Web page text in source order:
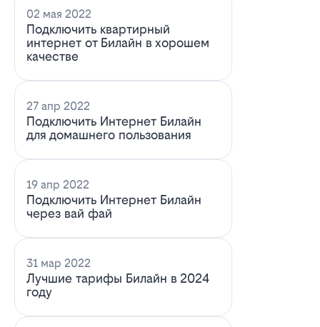
02 мая 2022
Подключить квартирный
интернет от Билайн в хорошем
качестве
27 апр 2022
Подключить Интернет Билайн
для домашнего пользования
19 апр 2022
Подключить Интернет Билайн
через вай фай
31 мар 2022
Лучшие тарифы Билайн в 2024
году